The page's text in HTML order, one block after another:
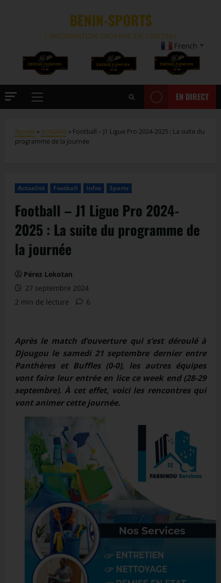
BENIN-SPORTS
L'INFORMATION SPORTIVE EN CONTINU
French ▼
EN DIRECT
Accueil »Actualité » Football – J1 Ligue Pro 2024-2025 : La suite du
programme de la journée
Actualité Football Infos Sports
Football – J1 Ligue Pro 2024-
2025 : La suite du programme de
la journée
Pérez Lekotan
27 septembre 2024
2 min de lecture
6
Après le match d’ouverture qui s’est déroulé à
Djougou le samedi 21 septembre dernier entre
Panthères et Buffles (0-0), les autres équipes
vont faire leur entrée en lice ce week end (28-29
septembre). À cet effet, voici les rencontres qui
vont animer cette journée.